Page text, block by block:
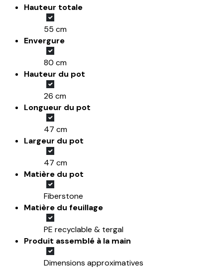
Hauteur totale
55 cm
Envergure
80 cm
Hauteur du pot
26 cm
Longueur du pot
47 cm
Largeur du pot
47 cm
Matière du pot
Fiberstone
Matière du feuillage
PE recyclable & tergal
Produit assemblé à la main
Dimensions approximatives